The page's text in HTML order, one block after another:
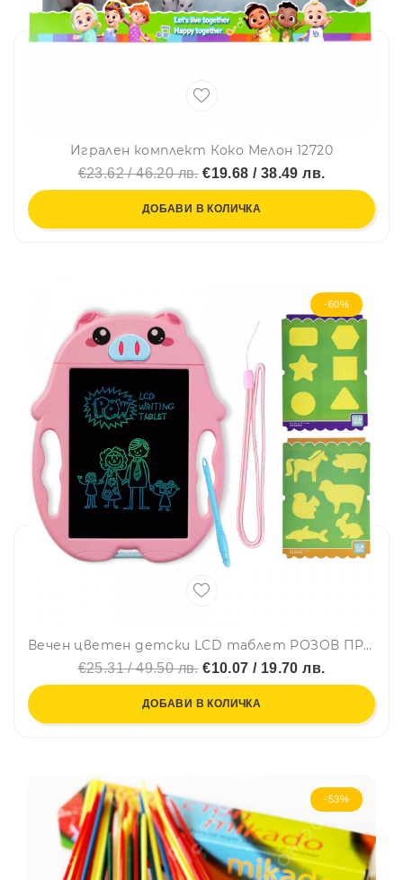
Игрален комплект Коко Мелон 12720
€23.62 / 46.20 лв.€19.68 / 38.49 лв.
ДОБАВИ В КОЛИЧКА
-60%
Вечен цветен детски LCD таблет РОЗОВ ПРАСЧО, за чертане, писане, рисуване, 2 стилуса, BFO
€25.31 / 49.50 лв.€10.07 / 19.70 лв.
ДОБАВИ В КОЛИЧКА
-53%